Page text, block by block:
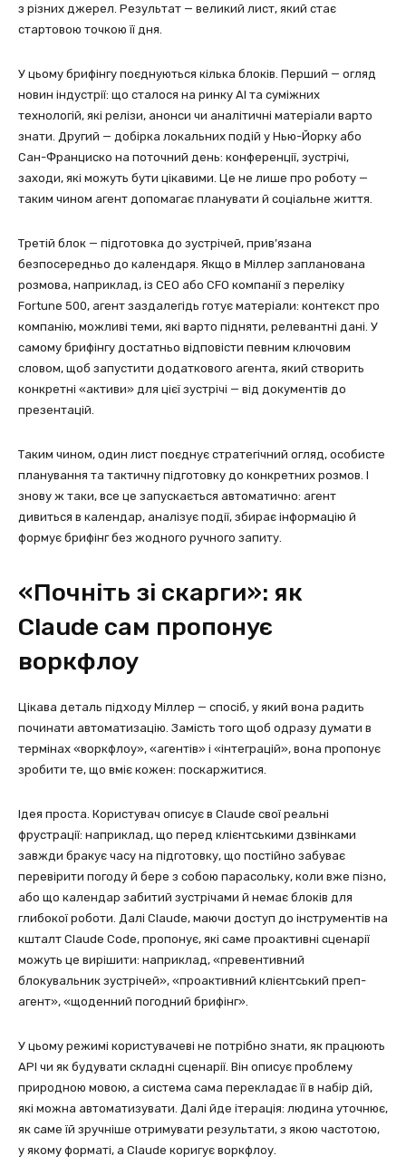
з різних джерел. Результат — великий лист, який стає
стартовою точкою її дня.
У цьому брифінгу поєднуються кілька блоків. Перший — огляд
новин індустрії: що сталося на ринку AI та суміжних
технологій, які релізи, анонси чи аналітичні матеріали варто
знати. Другий — добірка локальних подій у Нью-Йорку або
Сан-Франциско на поточний день: конференції, зустрічі,
заходи, які можуть бути цікавими. Це не лише про роботу —
таким чином агент допомагає планувати й соціальне життя.
Третій блок — підготовка до зустрічей, прив’язана
безпосередньо до календаря. Якщо в Міллер запланована
розмова, наприклад, із CEO або CFO компанії з переліку
Fortune 500, агент заздалегідь готує матеріали: контекст про
компанію, можливі теми, які варто підняти, релевантні дані. У
самому брифінгу достатньо відповісти певним ключовим
словом, щоб запустити додаткового агента, який створить
конкретні «активи» для цієї зустрічі — від документів до
презентацій.
Таким чином, один лист поєднує стратегічний огляд, особисте
планування та тактичну підготовку до конкретних розмов. І
знову ж таки, все це запускається автоматично: агент
дивиться в календар, аналізує події, збирає інформацію й
формує брифінг без жодного ручного запиту.
«Почніть зі скарги»: як
Claude сам пропонує
воркфлоу
Цікава деталь підходу Міллер — спосіб, у який вона радить
починати автоматизацію. Замість того щоб одразу думати в
термінах «воркфлоу», «агентів» і «інтеграцій», вона пропонує
зробити те, що вміє кожен: поскаржитися.
Ідея проста. Користувач описує в Claude свої реальні
фрустрації: наприклад, що перед клієнтськими дзвінками
завжди бракує часу на підготовку, що постійно забуває
перевірити погоду й бере з собою парасольку, коли вже пізно,
або що календар забитий зустрічами й немає блоків для
глибокої роботи. Далі Claude, маючи доступ до інструментів на
кшталт Claude Code, пропонує, які саме проактивні сценарії
можуть це вирішити: наприклад, «превентивний
блокувальник зустрічей», «проактивний клієнтський преп-
агент», «щоденний погодний брифінг».
У цьому режимі користувачеві не потрібно знати, як працюють
API чи як будувати складні сценарії. Він описує проблему
природною мовою, а система сама перекладає її в набір дій,
які можна автоматизувати. Далі йде ітерація: людина уточнює,
як саме їй зручніше отримувати результати, з якою частотою,
у якому форматі, а Claude коригує воркфлоу.